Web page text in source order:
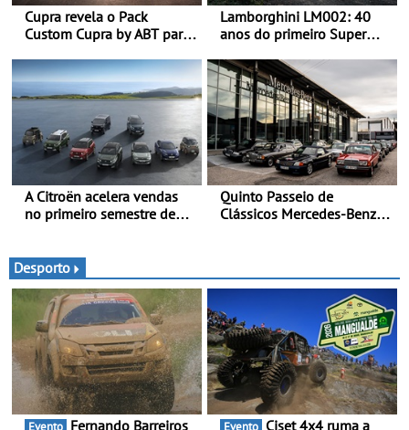
Cupra revela o Pack
Custom Cupra by ABT para
Red Bull Ring
Lamborghini LM002: 40
anos do primeiro Super
a Lamborghini desvendou
o extraordinário todo-o-
terreno com motor V12 que
abriu caminho para a
família Urus
A Citroën acelera vendas
no primeiro semestre de
confirmada
Quinto Passeio de
Clássicos Mercedes-Benz
Desporto